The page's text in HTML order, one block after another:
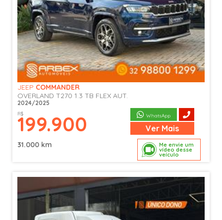
Me envie um
vídeo desse
veículo
JEEP COMMANDER
OVERLAND T270 1.3 TB FLEX AUT.
2024/2025
R$
199.900 WhatsApp
Ver Mais
31.000 km